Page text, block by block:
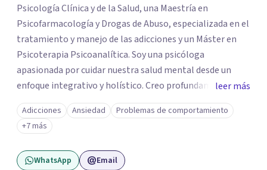
Psicología Clínica y de la Salud, una Maestría en
Psicofarmacología y Drogas de Abuso, especializada en el
tratamiento y manejo de las adicciones y un Máster en
Psicoterapia Psicoanalítica. Soy una psicóloga
apasionada por cuidar nuestra salud mental desde un
enfoque integrativo y holístico. Creo profundamente en
el equilibrio y en el balance armónico de todo aquello que
nos hace humanos. Mi trabajo consiste en brindarte una
atención integral enfocada en el manejo y comprensión
de tus emociones, conductas y formas de relacionarte
con el mundo. Sobre todo, busco ofrecerte un espacio
leer más
Adicciones Ansiedad
Problemas de comportamiento
+7 más
WhatsApp Email